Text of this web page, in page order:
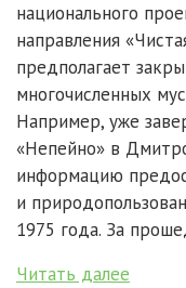
национального
направления
предполагает
многочисленных
Например, уже
«Непейно» в
информацию
и
1975 года. За
Читать далее